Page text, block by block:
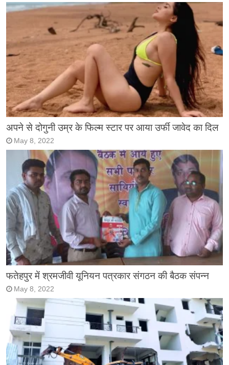
अपने से दोगुनी उम्र के फिल्म स्टार पर आया उर्फी जावेद का दिल
May 8, 2022
फतेहपुर में श्रमजीवी यूनियन पत्रकार संगठन की बैठक संपन्न
May 8, 2022